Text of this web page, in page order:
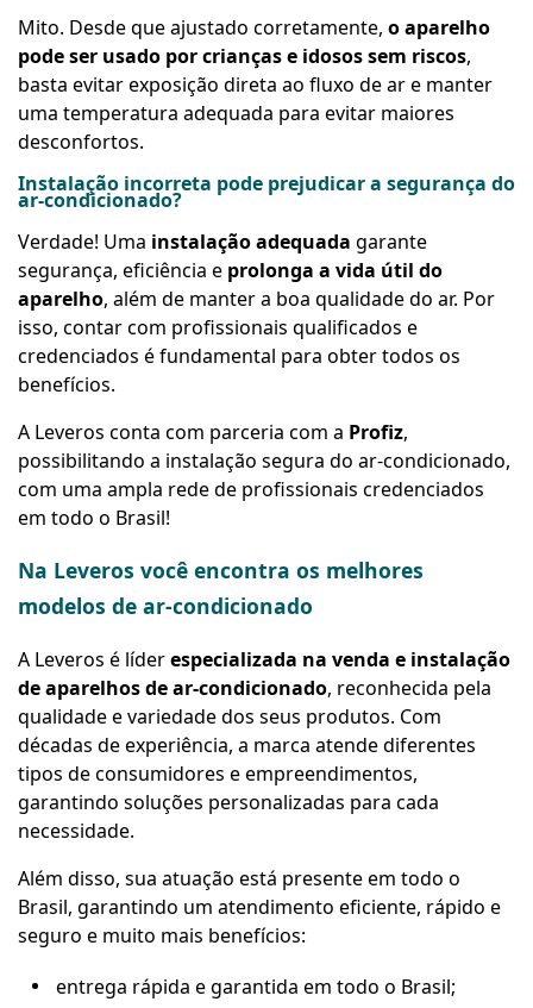
Mito. Desde que ajustado corretamente, o aparelho
pode ser usado por crianças e idosos sem riscos,
basta evitar exposição direta ao fluxo de ar e manter
uma temperatura adequada para evitar maiores
desconfortos.
Instalação incorreta pode prejudicar a segurança do
ar-condicionado?
Verdade! Uma instalação adequada garante
segurança, eficiência e prolonga a vida útil do
aparelho, além de manter a boa qualidade do ar. Por
isso, contar com profissionais qualificados e
credenciados é fundamental para obter todos os
benefícios.
A Leveros conta com parceria com a Profiz,
possibilitando a instalação segura do ar-condicionado,
com uma ampla rede de profissionais credenciados
em todo o Brasil!
Na Leveros você encontra os melhores
modelos de ar-condicionado
A Leveros é líderespecializada na venda e instalação
de aparelhos de ar-condicionado, reconhecida pela
qualidade e variedade dos seus produtos. Com
décadas de experiência, a marca atende diferentes
tipos de consumidores e empreendimentos,
garantindo soluções personalizadas para cada
necessidade.
Além disso, sua atuação está presente em todo o
Brasil, garantindo um atendimento eficiente, rápido e
seguro e muito mais benefícios:
entrega rápida e garantida em todo o Brasil;